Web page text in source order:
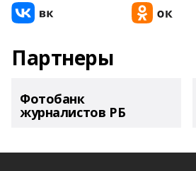
Партнеры
Фотобанк
журналистов РБ